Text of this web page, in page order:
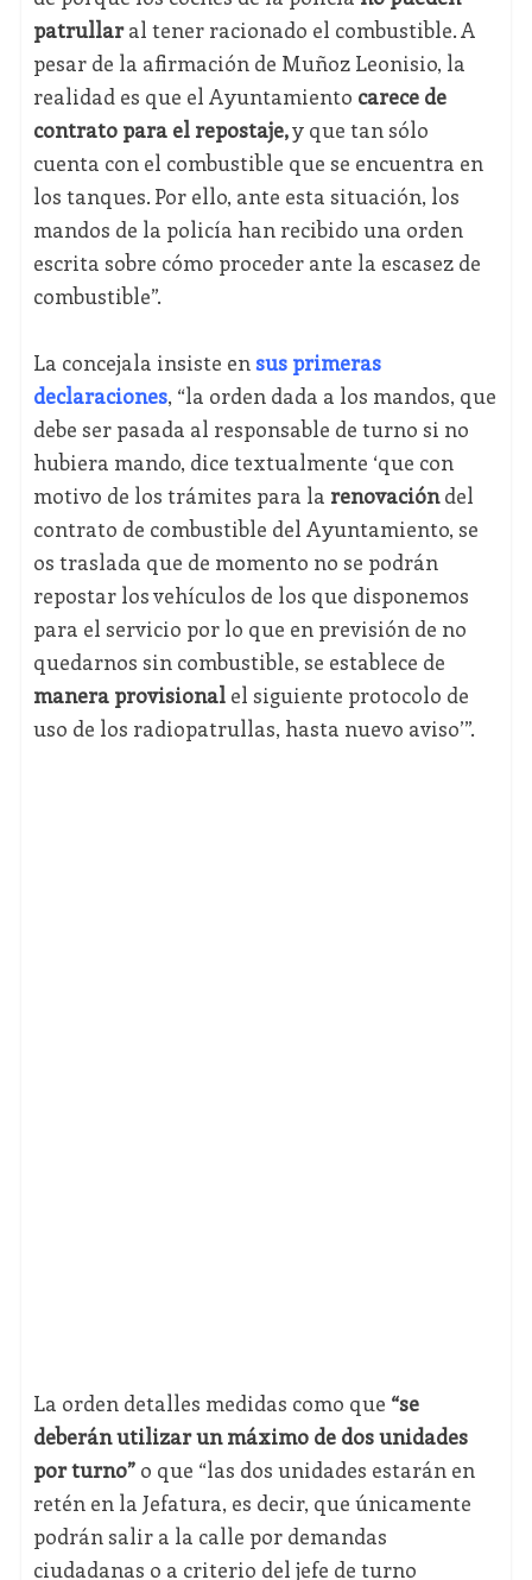
patrullaral tener racionado el combustible. A
pesar de la afirmación de Muñoz Leonisio, la
realidad es que el Ayuntamiento carece de
contrato para el repostaje,y que tan sólo
cuenta con el combustible que se encuentra en
los tanques. Por ello, ante esta situación, los
mandos de la policía han recibido una orden
escrita sobre cómo proceder ante la escasez de
combustible”.
La concejala insiste ensus primeras
declaraciones, “la orden dada a los mandos, que
debe ser pasada al responsable de turno si no
hubiera mando, dice textualmente ‘que con
motivo de los trámites para la renovacióndel
contrato de combustible del Ayuntamiento, se
os traslada que de momento no se podrán
repostar los vehículos de los que disponemos
para el servicio por lo que en previsión de no
quedarnos sin combustible, se establece de
manera provisionalel siguiente protocolo de
uso de los radiopatrullas, hasta nuevo aviso’”.
La orden detalles medidas como que “se
deberán utilizar un máximo de dos unidades
por turno”o que “las dos unidades estarán en
retén en la Jefatura, es decir, que únicamente
podrán salir a la calle por demandas
ciudadanas o a criterio del jefe de turno